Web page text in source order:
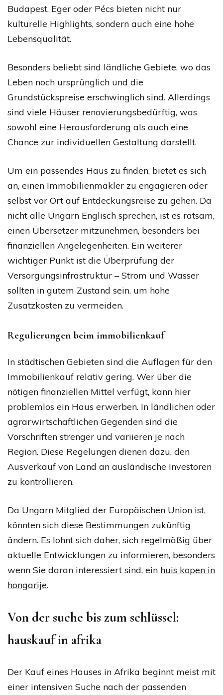
Budapest, Eger oder Pécs bieten nicht nur
kulturelle Highlights, sondern auch eine hohe
Lebensqualität.
Besonders beliebt sind ländliche Gebiete, wo das
Leben noch ursprünglich und die
Grundstückspreise erschwinglich sind. Allerdings
sind viele Häuser renovierungsbedürftig, was
sowohl eine Herausforderung als auch eine
Chance zur individuellen Gestaltung darstellt.
Um ein passendes Haus zu finden, bietet es sich
an, einen Immobilienmakler zu engagieren oder
selbst vor Ort auf Entdeckungsreise zu gehen. Da
nicht alle Ungarn Englisch sprechen, ist es ratsam,
einen Übersetzer mitzunehmen, besonders bei
finanziellen Angelegenheiten. Ein weiterer
wichtiger Punkt ist die Überprüfung der
Versorgungsinfrastruktur – Strom und Wasser
sollten in gutem Zustand sein, um hohe
Zusatzkosten zu vermeiden.
Regulierungen beim immobilienkauf
In städtischen Gebieten sind die Auflagen für den
Immobilienkauf relativ gering. Wer über die
nötigen finanziellen Mittel verfügt, kann hier
problemlos ein Haus erwerben. In ländlichen oder
agrarwirtschaftlichen Gegenden sind die
Vorschriften strenger und variieren je nach
Region. Diese Regelungen dienen dazu, den
Ausverkauf von Land an ausländische Investoren
zu kontrollieren.
Da Ungarn Mitglied der Europäischen Union ist,
könnten sich diese Bestimmungen zukünftig
ändern. Es lohnt sich daher, sich regelmäßig über
aktuelle Entwicklungen zu informieren, besonders
wenn Sie daran interessiert sind, ein huis kopen in
hongarije.
Von der suche bis zum schlüssel:
hauskauf in afrika
Der Kauf eines Hauses in Afrika beginnt meist mit
einer intensiven Suche nach der passenden